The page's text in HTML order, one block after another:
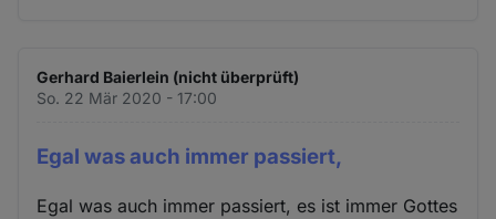
Gerhard Baierlein (nicht überprüft)
So. 22 Mär 2020 - 17:00
Egal was auch immer passiert,
Egal was auch immer passiert, es ist immer Gottes